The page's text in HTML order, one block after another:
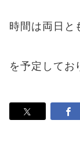
時間は両日と
を予定してお